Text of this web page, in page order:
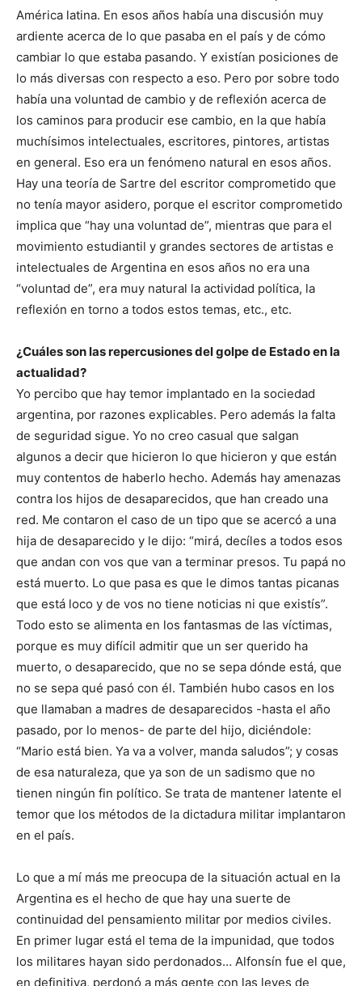
América latina. En esos años había una discusión muy
ardiente acerca de lo que pasaba en el país y de cómo
cambiar lo que estaba pasando. Y existían posiciones de
lo más diversas con respecto a eso. Pero por sobre todo
había una voluntad de cambio y de reflexión acerca de
los caminos para producir ese cambio, en la que había
muchísimos intelectuales, escritores, pintores, artistas
en general. Eso era un fenómeno natural en esos años.
Hay una teoría de Sartre del escritor comprometido que
no tenía mayor asidero, porque el escritor comprometido
implica que “hay una voluntad de”, mientras que para el
movimiento estudiantil y grandes sectores de artistas e
intelectuales de Argentina en esos años no era una
“voluntad de”, era muy natural la actividad política, la
reflexión en torno a todos estos temas, etc., etc.
¿Cuáles son las repercusiones del golpe de Estado en la
actualidad?
Yo percibo que hay temor implantado en la sociedad
argentina, por razones explicables. Pero además la falta
de seguridad sigue. Yo no creo casual que salgan
algunos a decir que hicieron lo que hicieron y que están
muy contentos de haberlo hecho. Además hay amenazas
contra los hijos de desaparecidos, que han creado una
red. Me contaron el caso de un tipo que se acercó a una
hija de desaparecido y le dijo: “mirá, decíles a todos esos
que andan con vos que van a terminar presos. Tu papá no
está muerto. Lo que pasa es que le dimos tantas picanas
que está loco y de vos no tiene noticias ni que existís”.
Todo esto se alimenta en los fantasmas de las víctimas,
porque es muy difícil admitir que un ser querido ha
muerto, o desaparecido, que no se sepa dónde está, que
no se sepa qué pasó con él. También hubo casos en los
que llamaban a madres de desaparecidos -hasta el año
pasado, por lo menos- de parte del hijo, diciéndole:
“Mario está bien. Ya va a volver, manda saludos”; y cosas
de esa naturaleza, que ya son de un sadismo que no
tienen ningún fin político. Se trata de mantener latente el
temor que los métodos de la dictadura militar implantaron
en el país.
Lo que a mí más me preocupa de la situación actual en la
Argentina es el hecho de que hay una suerte de
continuidad del pensamiento militar por medios civiles.
En primer lugar está el tema de la impunidad, que todos
los militares hayan sido perdonados… Alfonsín fue el que,
en definitiva, perdonó a más gente con las leyes de